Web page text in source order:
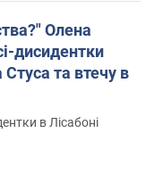
Олена
дисидентки
та втечу в
в Лісабоні